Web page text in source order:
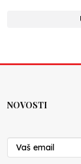
NOVOSTI